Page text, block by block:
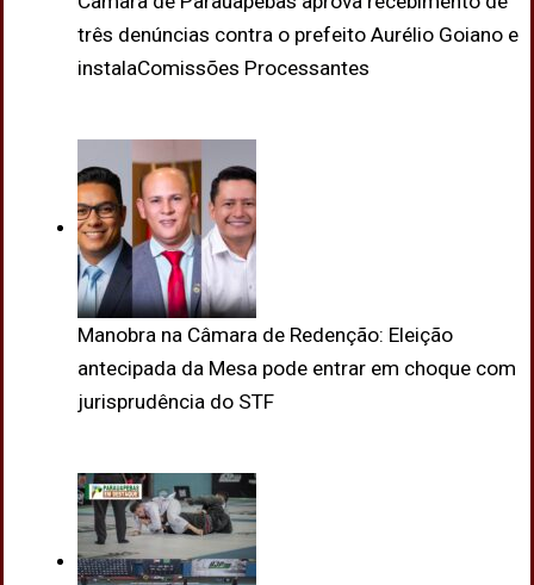
três denúncias contra o prefeito Aurélio Goiano e
instalaComissões Processantes
Manobra na Câmara de Redenção: Eleição
antecipada da Mesa pode entrar em choque com
jurisprudência do STF